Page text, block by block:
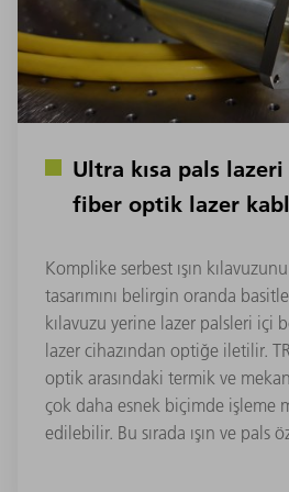
Ultra kısa pals
fiber optik lazer
Komplike serbest ışın
tasarımını belirgin oranda
kılavuzu yerine lazer palsleri içi
lazer cihazından optiğe iletilir.
optik arasındaki termik ve
çok daha esnek biçimde işleme
edilebilir. Bu sırada ışın ve pals